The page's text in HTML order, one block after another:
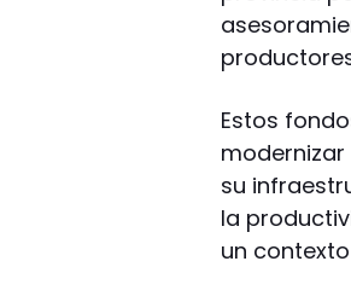
Estos
su
la
un